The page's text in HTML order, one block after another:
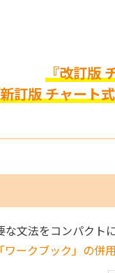
『改訂版
新訂版 チャート
文法をコンパクト
ークブック」の併